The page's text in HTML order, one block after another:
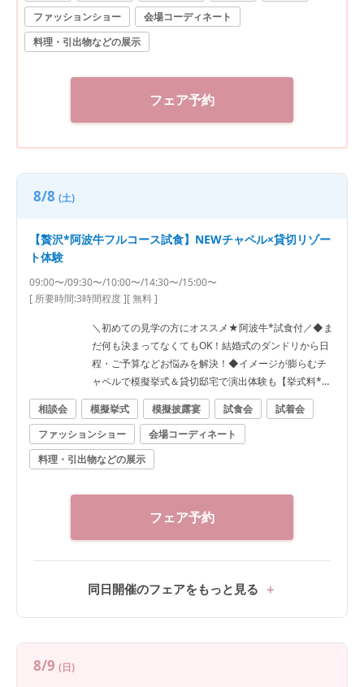
ファッションショー
会場コーディネート
料理・引出物などの展示
フェア予約
8/8 (土)
【贅沢*阿波牛フルコース試食】NEWチャペル×貸切リゾー
ト体験
09:00〜/09:30〜/10:00〜/14:30〜/15:00〜
[ 所要時間:3時間程度][ 無料 ]
＼初めての見学の方にオススメ★阿波牛*試食付／◆ま
だ何も決まってなくてもOK！結婚式のダンドリから日
程・ご予算などお悩みを解決！◆イメージが膨らむチ
ャペルで模擬挙式＆貸切邸宅で演出体験も【挙式料*無
料など最大120万円優待】
相談会 模擬挙式 模擬披露宴 試食会
試着会
ファッションショー
会場コーディネート
料理・引出物などの展示
フェア予約
同日開催のフェアをもっと見る
8/9 (日)